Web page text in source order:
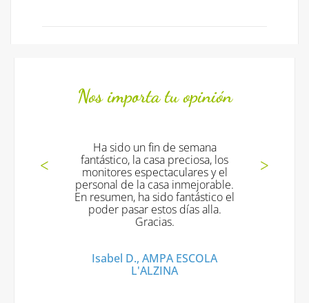
Nos importa tu opinión
Ha sido un fin de semana
fantástico, la casa preciosa, los
monitores espectaculares y el
personal de la casa inmejorable.
En resumen, ha sido fantástico el
poder pasar estos días alla.
Gracias.
Isabel D., AMPA ESCOLA
L'ALZINA